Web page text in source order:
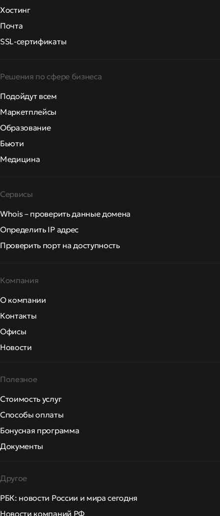
Хостинг
Почта
SSL-сертификаты
Решения по сфере бизнеса
Подойдут всем
Маркетплейсы
Образование
Бьюти
Медицина
Сервисы
Whois – проверить данные домена
Определить IP адрес
Проверить порт на доступность
Компания
О компании
Контакты
Офисы
Новости
Полезное
Стоимость услуг
Способы оплаты
Бонусная программа
Документы
Другое
РБК: новости России и мира сегодня
Новости компаний РФ